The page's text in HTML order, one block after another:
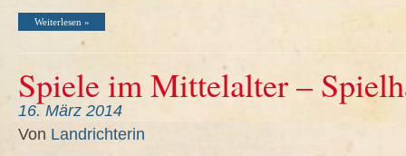
Weiterlesen »
Spiele im Mittelalter –
16. März 2014
Von Landrichterin